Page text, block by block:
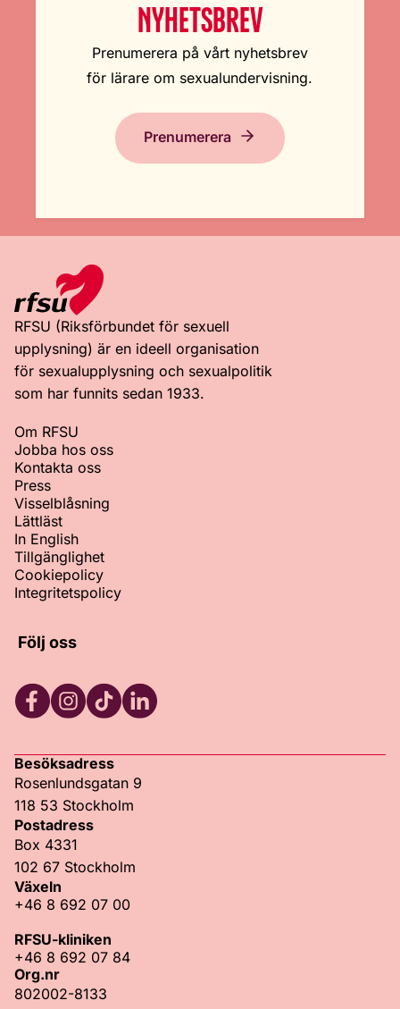
NYHETSBREV
Prenumerera på vårt nyhetsbrev
för lärare om sexualundervisning.
Prenumerera
RFSU (Riksförbundet för sexuell
upplysning) är en ideell organisation
för sexualupplysning och sexualpolitik
som har funnits sedan 1933.
Om RFSU
Jobba hos oss
Kontakta oss
Press
Visselblåsning
Lättläst
In English
Tillgänglighet
Cookiepolicy
Integritetspolicy
Följ oss
Besöksadress
Rosenlundsgatan 9
118 53 Stockholm
Postadress
Box 4331
102 67 Stockholm
Växeln
+46 8 692 07 00
RFSU-kliniken
+46 8 692 07 84
Org.nr
802002-8133